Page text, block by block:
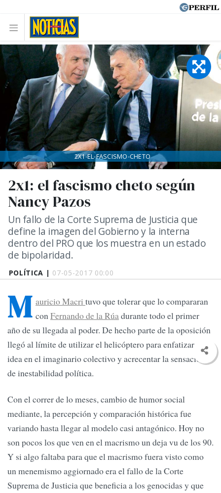
POLÍTICA | 07-05-2017 00:00
2x1: el fascismo cheto según
Nancy Pazos
Un fallo de la Corte Suprema de Justicia que
define la imagen del Gobierno y la interna
dentro del PRO que los muestra en un estado
de bipolaridad.
2X1-EL-FASCISMO-CHETO
M auricio Macri tuvo que tolerar que lo compararan
conFernando de la Rúadurante todo el primer
año de su llegada al poder. De hecho parte de la oposición
llegó al límite de utilizar el helicóptero para enfatizar esa
idea en el imaginario colectivo y acrecentar la sensación
de inestabilidad política.
Con el correr de lo meses, cambio de humor social
mediante, la percepción y comparación histórica fue
variando hasta llegar al modelo casi antagónico. Hoy no
son pocos los que ven en el macrismo un deja vu de los 90.
Y si algo faltaba para que el macrismo fuera visto como
un menemismo aggiornado era el fallo de la Corte
Suprema de Justicia que beneficia a los genocidas y que